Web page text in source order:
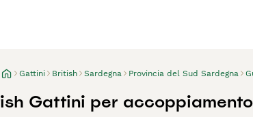
Gattini British Sardegna Provincia del Sud Sardegna
Gattini per accoppiamento